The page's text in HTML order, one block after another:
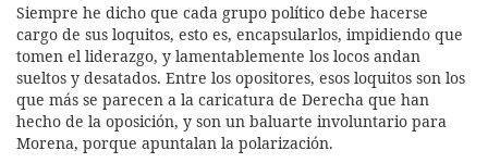
Siempre he dicho que cada grupo político debe hacerse
cargo de sus loquitos, esto es, encapsularlos, impidiendo que
tomen el liderazgo, y lamentablemente los locos andan
sueltos y desatados. Entre los opositores, esos loquitos son los
que más se parecen a la caricatura de Derecha que han
hecho de la oposición, y son un baluarte involuntario para
Morena, porque apuntalan la polarización.